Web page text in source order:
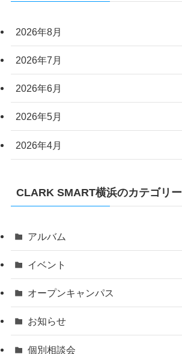
2026年8月
2026年7月
2026年6月
2026年5月
2026年4月
CLARK SMART横浜のカテゴリー
アルバム
イベント
オープンキャンパス
お知らせ
個別相談会